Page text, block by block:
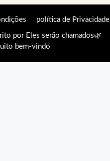
política de Privacidade
por Eles serão chamados🌿
bem-vindo